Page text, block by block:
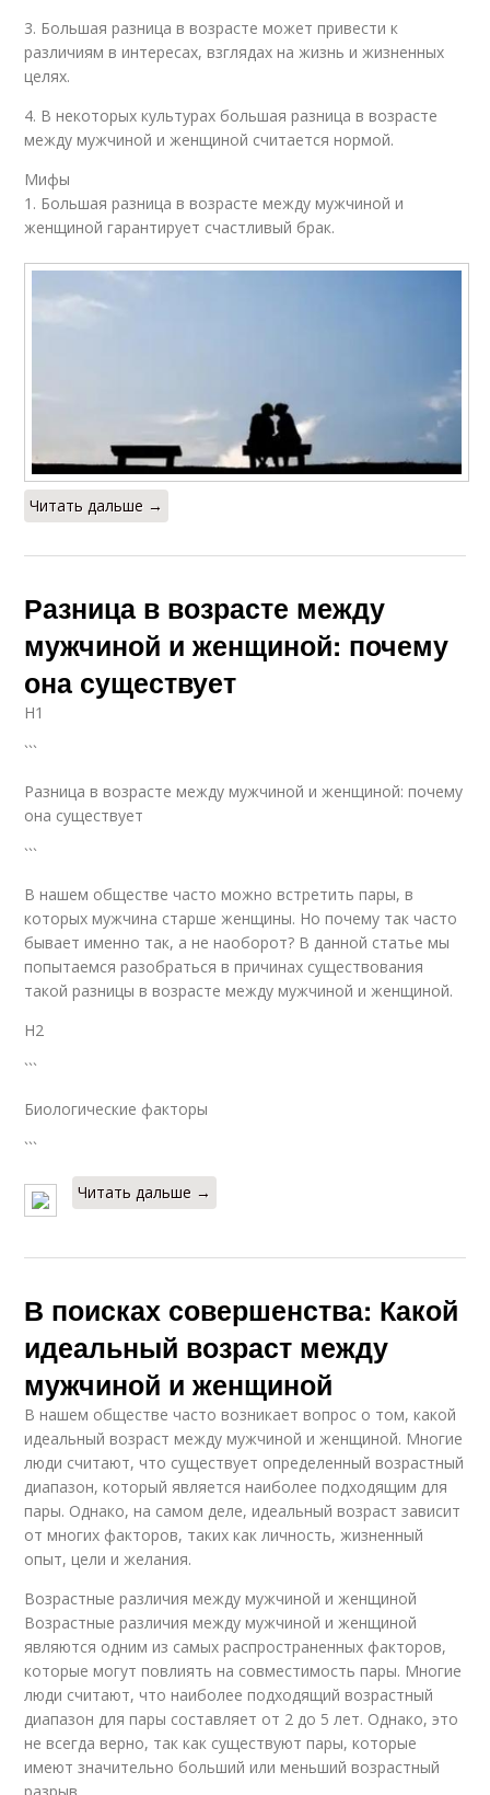
3. Большая разница в возрасте может привести к
различиям в интересах, взглядах на жизнь и жизненных
целях.
4. В некоторых культурах большая разница в возрасте
между мужчиной и женщиной считается нормой.
Мифы
1. Большая разница в возрасте между мужчиной и
женщиной гарантирует счастливый брак.
Читать дальше →
Разница в возрасте между
мужчиной и женщиной: почему
она существует
H1
```
Разница в возрасте между мужчиной и женщиной: почему
она существует
```
В нашем обществе часто можно встретить пары, в
которых мужчина старше женщины. Но почему так часто
бывает именно так, а не наоборот? В данной статье мы
попытаемся разобраться в причинах существования
такой разницы в возрасте между мужчиной и женщиной.
H2
```
Биологические факторы
```
Читать дальше →
В поисках совершенства: Какой
идеальный возраст между
мужчиной и женщиной
В нашем обществе часто возникает вопрос о том, какой
идеальный возраст между мужчиной и женщиной. Многие
люди считают, что существует определенный возрастный
диапазон, который является наиболее подходящим для
пары. Однако, на самом деле, идеальный возраст зависит
от многих факторов, таких как личность, жизненный
опыт, цели и желания.
Возрастные различия между мужчиной и женщиной
Возрастные различия между мужчиной и женщиной
являются одним из самых распространенных факторов,
которые могут повлиять на совместимость пары. Многие
люди считают, что наиболее подходящий возрастный
диапазон для пары составляет от 2 до 5 лет. Однако, это
не всегда верно, так как существуют пары, которые
имеют значительно больший или меньший возрастный